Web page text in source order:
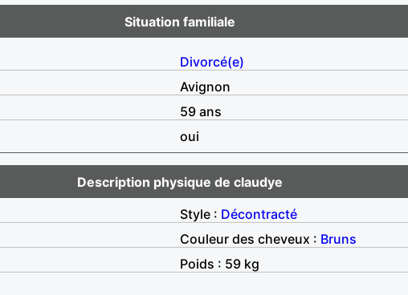
Situation familiale
Divorcé(e)
Avignon
59 ans
oui
Description physique de claudye
Style : Décontracté
Couleur des cheveux : Bruns
Poids : 59 kg